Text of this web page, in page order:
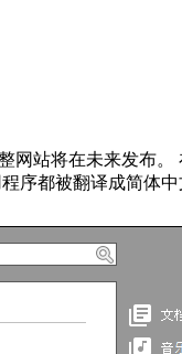
网站将在未来发布
序都被翻译成简体